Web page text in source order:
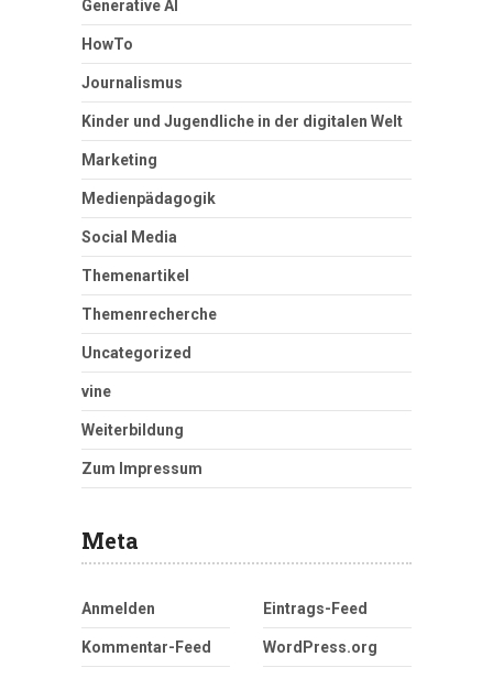
Generative AI
HowTo
Journalismus
Kinder und Jugendliche in der digitalen Welt
Marketing
Medienpädagogik
Social Media
Themenartikel
Themenrecherche
Uncategorized
vine
Weiterbildung
Zum Impressum
Meta
Anmelden Eintrags-Feed
Kommentar-Feed WordPress.org